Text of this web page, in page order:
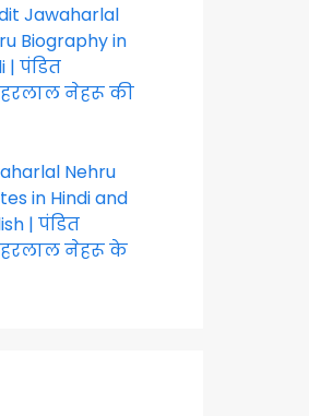
Jawaharlal
Biography in
| पंडित
नेहरू की
Nehru
in Hindi and
| पंडित
नेहरू के